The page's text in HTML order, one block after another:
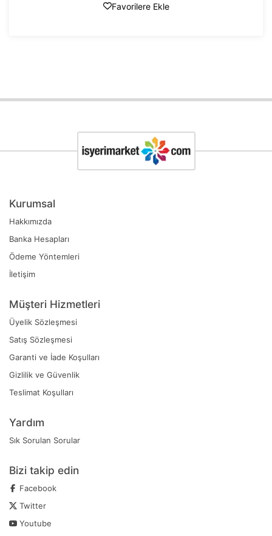
Favorilere Ekle
Kurumsal
Hakkımızda
Banka Hesapları
Ödeme Yöntemleri
İletişim
Müşteri Hizmetleri
Üyelik Sözleşmesi
Satış Sözleşmesi
Garanti ve İade Koşulları
Gizlilik ve Güvenlik
Teslimat Koşulları
Yardım
Sık Sorulan Sorular
Bizi takip edin
Facebook
Twitter
Youtube